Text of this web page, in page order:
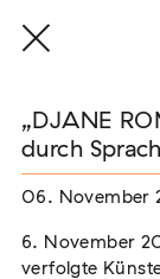
THE
DER HÄLT
Extern
„DJANE
durch
06. November
6. November
verfolgte